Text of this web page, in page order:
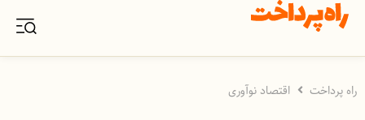
راه پرداخت اقتصاد نوآوری